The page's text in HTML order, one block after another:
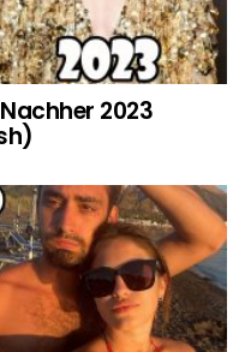
2023